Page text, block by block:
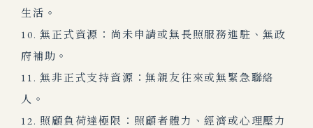
生活。
10. 無正式資源：尚未申請或無長照服務進駐、無政
府補助。
11. 無非正式支持資源：無親友往來或無緊急聯絡
人。
12. 照顧負荷達極限：照顧者體力、經濟或心理壓力